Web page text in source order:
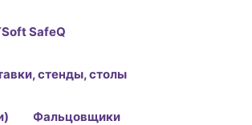
SafeQ
стенды, столы
Фальцовщики